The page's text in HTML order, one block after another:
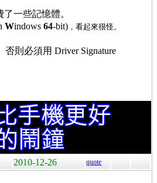
一些記憶體。
Windows 64-bit) ，看起來很怪。
則必須用 Driver Signature
2010-12-26 quote